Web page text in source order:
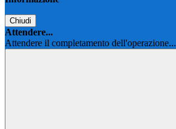
Chiudi
Attendere...
Attendere il completamento dell'operazione...